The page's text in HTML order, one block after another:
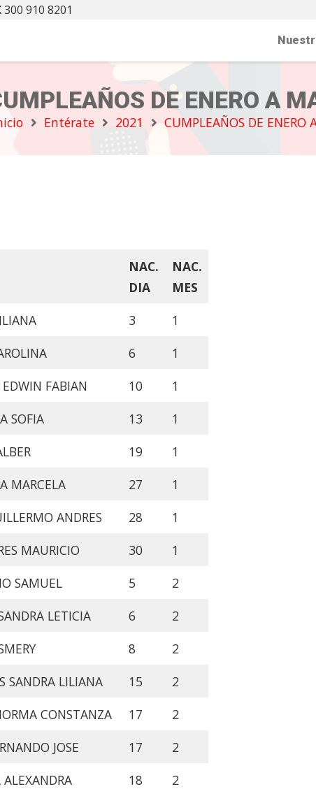
300 910 8201
DE ENERO A
Entérate 2021 CUMPLEAÑOS DE ENERO
NAC.
DIA
NAC.
MES
3
1
6
1
FABIAN
10
1
SOFIA
13
1
19
1
MARCELA
27
1
ANDRES
28
1
MAURICIO
30
1
SAMUEL
5
2
LETICIA
6
2
8
2
SANDRA LILIANA
15
2
CONSTANZA
17
2
JOSE
17
2
ALEXANDRA
18
2